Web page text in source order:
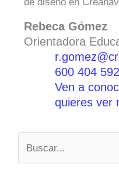
de diseño en
Rebeca Gómez
Orientadora
600 404 592
Ven a
quieres ver